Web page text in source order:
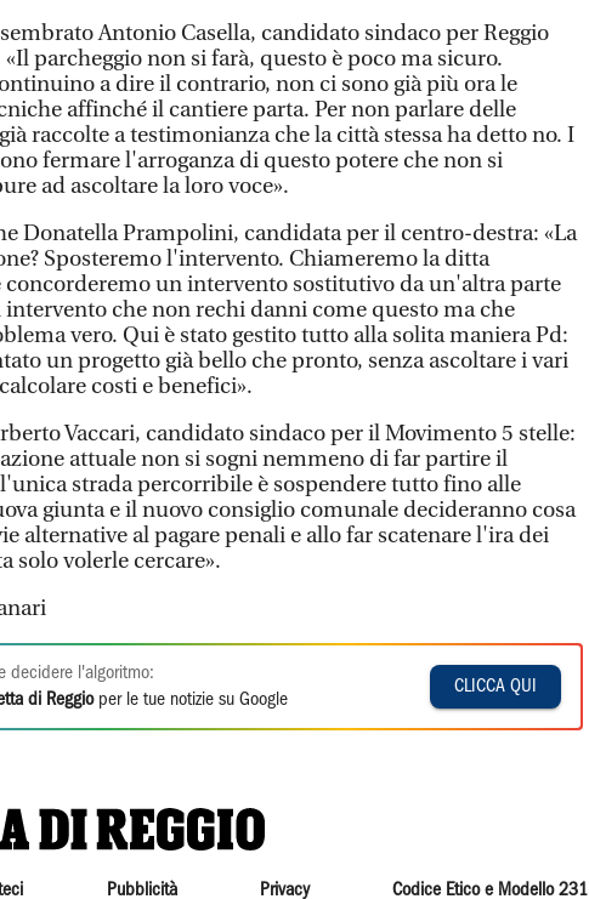
Antonio Casella, candidato sindaco per Reggio
parcheggio non si farà, questo è poco ma sicuro.
a dire il contrario, non ci sono già più ora le
affinché il cantiere parta. Per non parlare delle
raccolte a testimonianza che la città stessa ha detto no. I
fermare l'arroganza di questo potere che non si
ad ascoltare la loro voce».
Donatella Prampolini, candidata per il centro-destra: «La
Sposteremo l'intervento. Chiameremo la ditta
concorderemo un intervento sostitutivo da un'altra parte
che non rechi danni come questo ma che
vero. Qui è stato gestito tutto alla solita maniera Pd:
un progetto già bello che pronto, senza ascoltare i vari
costi e benefici».
Vaccari, candidato sindaco per il Movimento 5 stelle:
attuale non si sogni nemmeno di far partire il
strada percorribile è sospendere tutto fino alle
giunta e il nuovo consiglio comunale decideranno cosa
alternative al pagare penali e allo far scatenare l'ira dei
solo volerle cercare».
decidere l'algoritmo:
di Reggioper le tue notizie su Google
CLICCA QUI
Pubblicità Privacy Codice Etico e Modello 231